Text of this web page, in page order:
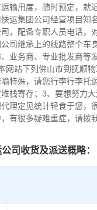
输用度，随时预定，就
运集团公司经营项目知
，配备专职人员电话，
司继承上的线路整个车
业务商、专业批发商等
网站下列佛山市到抚顺
特殊，请您行李行李托
栈寄存；3、要想努力
理定见统计轻食于您，
有很多疑难重症，请拨
司收货及派送概略：